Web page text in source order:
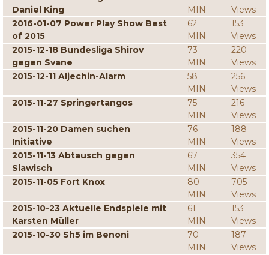
Daniel King
MIN
Views
2016-01-07 Power Play Show Best
of 2015
62
MIN
153
Views
2015-12-18 Bundesliga Shirov
gegen Svane
73
MIN
220
Views
2015-12-11 Aljechin-Alarm
58
MIN
256
Views
2015-11-27 Springertangos
75
MIN
216
Views
2015-11-20 Damen suchen
Initiative
76
MIN
188
Views
2015-11-13 Abtausch gegen
Slawisch
67
MIN
354
Views
2015-11-05 Fort Knox
80
MIN
705
Views
2015-10-23 Aktuelle Endspiele mit
Karsten Müller
61
MIN
153
Views
2015-10-30 Sh5 im Benoni
70
MIN
187
Views